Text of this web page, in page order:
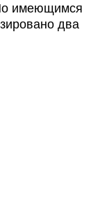
имеющимся
два